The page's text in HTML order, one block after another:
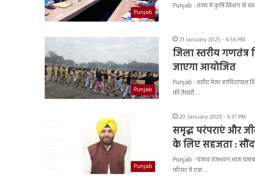
Punjab
Punjab : राज्य में कृषि विभाग से
Punjab
21 January 2025 - 4:56 PM
जिला स्तरीय गणतंत्र
जाएगा आयोजित
Punjab : शहीद मेजर हरमिंदरपाल
की तैयारी…
Punjab
20 January 2025 - 9:37 PM
समृद्ध परंपराएं और
के लिए सहजता : सौंद
Punjab : पंजाब राजभवन आज
परिसर में एक…